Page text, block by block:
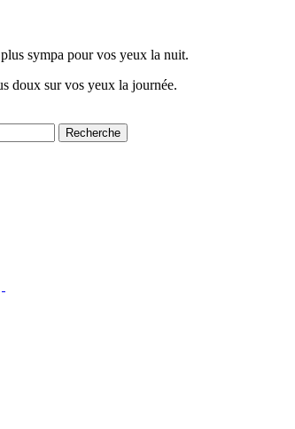
sympa pour vos yeux la nuit.
doux sur vos yeux la journée.
Recherche